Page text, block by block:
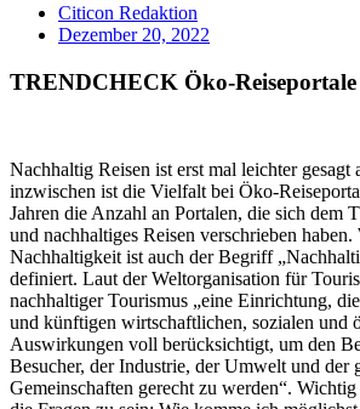
Citicon Redaktion
Dezember 20, 2022
TRENDCHECK Öko-Reiseportale
Nachhaltig Reisen ist erst mal leichter gesagt
inzwischen ist die Vielfalt bei Öko-
Jahren die Anzahl an Portalen, die sich dem
und nachhaltiges Reisen verschrieben
Nachhaltigkeit ist auch der Begriff
definiert. Laut der Weltorganisation für
nachhaltiger Tourismus „eine Einrichtung,
und künftigen wirtschaftlichen, sozialen und
Auswirkungen voll berücksichtigt, um den
Besucher, der Industrie, der Umwelt und der
Gemeinschaften gerecht zu werden“. Wichtig